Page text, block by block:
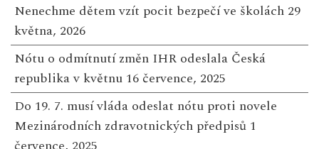
Nenechme dětem vzít pocit bezpečí ve školách 29
května, 2026
Nótu o odmítnutí změn IHR odeslala Česká
republika v květnu 16 července, 2025
Do 19. 7. musí vláda odeslat nótu proti novele
Mezinárodních zdravotnických předpisů 1